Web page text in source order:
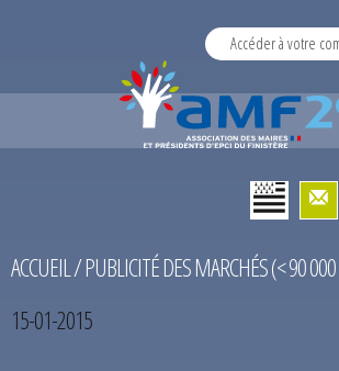
Accéder à votre
ACCUEIL/PUBLICITÉ DES MARCHÉS (< 90
15-01-2015